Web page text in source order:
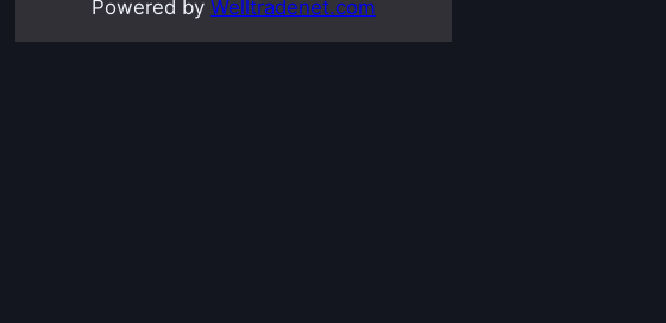
Powered by Welltradenet.com